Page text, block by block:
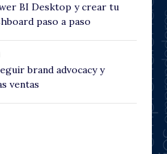
BI Desktop y crear tu
paso a paso
brand advocacy y
ventas